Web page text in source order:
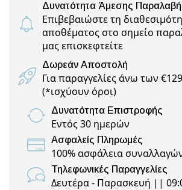
Δυνατότητα Άμεσης
Επιβεβαιώστε τη
αποθέματος στο σημείο
μας επισκεφτείτε
Δωρεάν Αποστολή
Για παραγγελίες άνω των €129
(*ισχύουν όροι)
Δυνατότητα Επιστροφής
Εντός 30 ημερών
Ασφαλείς Πληρωμές
100% ασφάλεια
Τηλεφωνικές Παραγγελίες
Δευτέρα - Παρασκευή ||